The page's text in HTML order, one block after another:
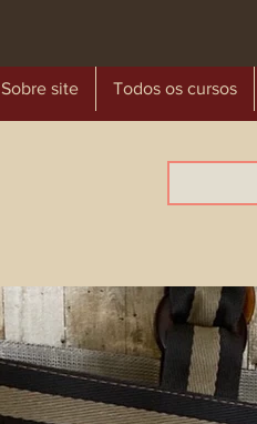
Sobre site Todos os cursos